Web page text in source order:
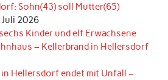
Sohn(43) soll Mutter(65)
Juli 2026
Kinder und elf Erwachsene
– Kellerbrand in Hellersdorf
Hellersdorf endet mit Unfall –